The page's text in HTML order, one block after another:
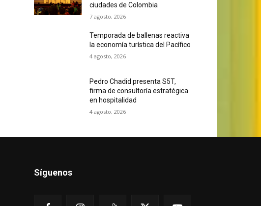
ciudades de Colombia
7 agosto, 2026
Temporada de ballenas reactiva
la economía turística del Pacífico
4 agosto, 2026
Pedro Chadid presenta S5T,
firma de consultoría estratégica
en hospitalidad
4 agosto, 2026
Síguenos